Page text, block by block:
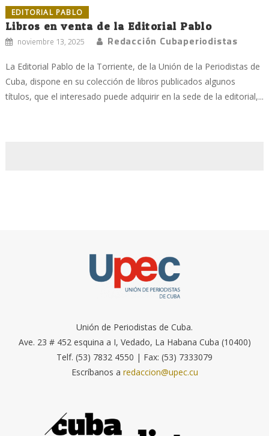
EDITORIAL PABLO
Libros en venta de la Editorial Pablo
noviembre 13, 2025 Redacción Cubaperiodistas
La Editorial Pablo de la Torriente, de la Unión de la Periodistas de
Cuba, dispone en su colección de libros publicados algunos
títulos, que el interesado puede adquirir en la sede de la editorial,...
Unión de Periodistas de Cuba.
Ave. 23 # 452 esquina a I, Vedado, La Habana Cuba (10400)
Telf. (53) 7832 4550 | Fax: (53) 7333079
Escríbanos a redaccion@upec.cu